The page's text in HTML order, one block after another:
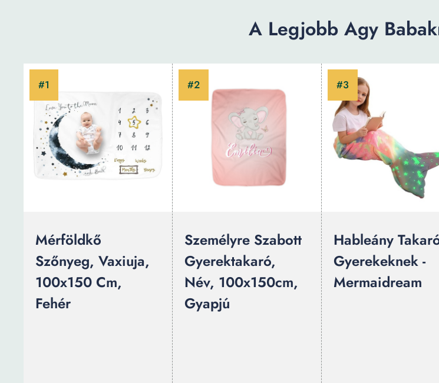
A Legjobb Agy
Mérföldkő
Szőnyeg, Vaxiuja,
100x150 Cm,
Fehér
Személyre Szabott
Gyerektakaró,
Név, 100x150cm,
Gyapjú
Hableány
Gyerekeknek -
Mermaidream